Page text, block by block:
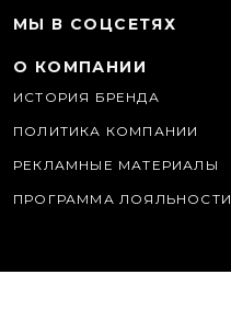
МЫ В СОЦСЕТЯХ
О КОМПАНИИ
ИСТОРИЯ БРЕНДА
ПОЛИТИКА КОМПАНИИ
РЕКЛАМНЫЕ МАТЕРИАЛЫ
ПРОГРАММА ЛОЯЛЬНОСТИ